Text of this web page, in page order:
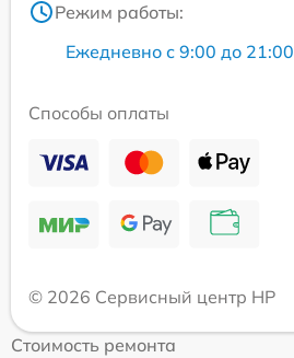
Режим работы:
Ежедневно с 9:00 до 21:00
Способы оплаты
© 2026 Сервисный центр HP
Стоимость ремонта